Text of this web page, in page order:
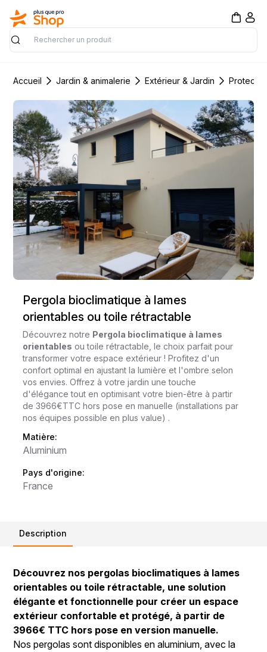
Rechercher
Accueil Jardin & animalerie Extérieur & Jardin
Pergola bioclimatique à lames
orientables ou toile rétractable
Découvrez notre Pergola bioclimatique à lames
orientables ou toile rétractable, le choix parfait pour
transformer votre espace extérieur ! Profitez d'un
confort optimal en ajustant la lumière et l'ombre selon
vos envies. Offrez à votre jardin une touche
d'élégance tout en optimisant votre bien-être à partir
de 3966€TTC hors pose en manuelle (installations par
nos équipes possible en plus value) .
Matière:
Aluminium
Pays d'origine:
France
Description
Découvrez nos pergolas bioclimatiques à lames
orientables ou toile rétractable, une solution
élégante et fonctionnelle pour créer un espace
extérieur confortable et protégé, à partir de
3966€ TTC hors pose en version manuelle.
Nos pergolas sont disponibles en aluminium, avec la